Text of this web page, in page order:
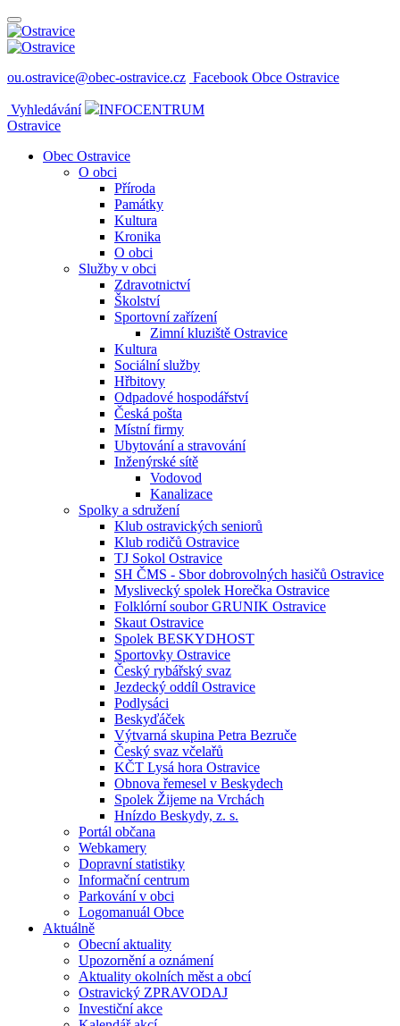
ou.ostravice@obec-ostravice.cz Facebook Obce Ostravice
Vyhledávání
INFOCENTRUM
Ostravice
Obec Ostravice
O obci
Příroda
Památky
Kultura
Kronika
O obci
Služby v obci
Zdravotnictví
Školství
Sportovní zařízení
Zimní kluziště Ostravice
Kultura
Sociální služby
Hřbitovy
Odpadové hospodářství
Česká pošta
Místní firmy
Ubytování a stravování
Inženýrské sítě
Vodovod
Kanalizace
Spolky a sdružení
Klub ostravických seniorů
Klub rodičů Ostravice
TJ Sokol Ostravice
SH ČMS - Sbor dobrovolných hasičů Ostravice
Myslivecký spolek Horečka Ostravice
Folklórní soubor GRUNIK Ostravice
Skaut Ostravice
Spolek BESKYDHOST
Sportovky Ostravice
Český rybářský svaz
Jezdecký oddíl Ostravice
Podlysáci
Beskyďáček
Výtvarná skupina Petra Bezruče
Český svaz včelařů
KČT Lysá hora Ostravice
Obnova řemesel v Beskydech
Spolek Žijeme na Vrchách
Hnízdo Beskydy, z. s.
Portál občana
Webkamery
Dopravní statistiky
Informační centrum
Parkování v obci
Logomanuál Obce
Aktuálně
Obecní aktuality
Upozornění a oznámení
Aktuality okolních měst a obcí
Ostravický ZPRAVODAJ
Investiční akce